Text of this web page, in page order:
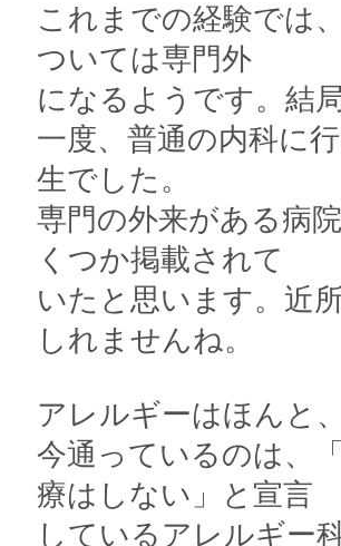
これまでの経験では
ついては専門外
になるようです。結
一度、普通の内科に
生でした。
専門の外来がある病
くつか掲載されて
いたと思います。近
しれませんね。
アレルギーはほんと
今通っているのは、
療はしない」と宣言
しているアレルギー